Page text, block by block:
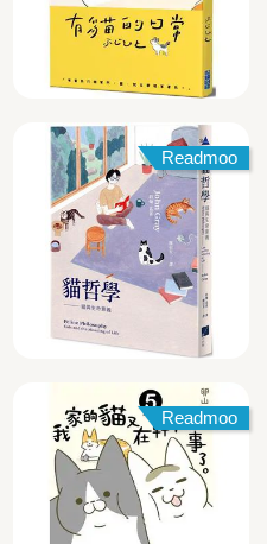
Readmoo
Readmoo